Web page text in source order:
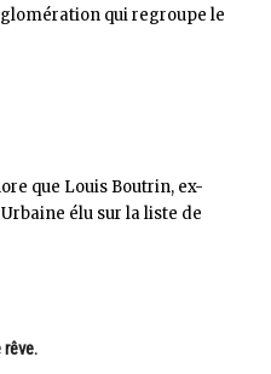
qui regroupe le
que Louis Boutrin, ex-
élu sur la liste de